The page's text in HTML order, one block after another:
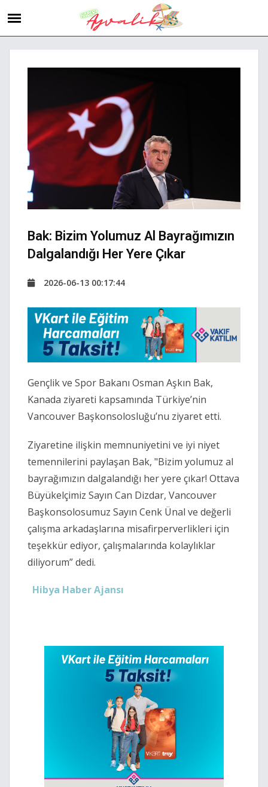
Bak: Bizim Yolumuz Al Bayrağımızın
Dalgalandığı Her Yere Çıkar
2026-06-13 00:17:44
Gençlik ve Spor Bakanı Osman Aşkın Bak,
Kanada ziyareti kapsamında Türkiye’nin
Vancouver Başkonsolosluğu’nu ziyaret etti.
Ziyaretine ilişkin memnuniyetini ve iyi niyet
temennilerini paylaşan Bak, "Bizim yolumuz al
bayrağımızın dalgalandığı her yere çıkar! Ottava
Büyükelçimiz Sayın Can Dizdar, Vancouver
Başkonsolosumuz Sayın Cenk Ünal ve değerli
çalışma arkadaşlarına misafirperverlikleri için
teşekkür ediyor, çalışmalarında kolaylıklar
diliyorum” dedi.
Hibya Haber Ajansı